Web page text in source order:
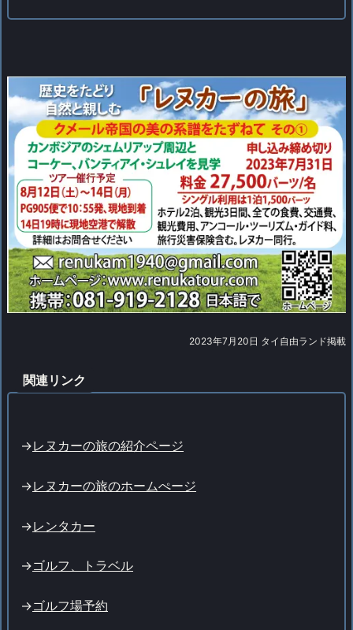
2023年7月20日 タイ自由ランド掲載
関連リンク
->レヌカーの旅の紹介ページ
->レヌカーの旅のホームぺージ
->レンタカー
->ゴルフ、トラベル
->ゴルフ場予約